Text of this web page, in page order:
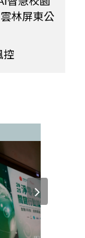
林屏東公
控